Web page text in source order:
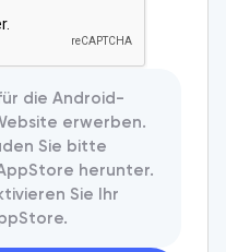
die Android-
erwerben.
Sie bitte
herunter.
Sie Ihr